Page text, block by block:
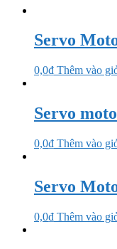
Servo
0,0₫ Thêm vào
Servo
0,0₫ Thêm vào
Servo
0,0₫ Thêm vào